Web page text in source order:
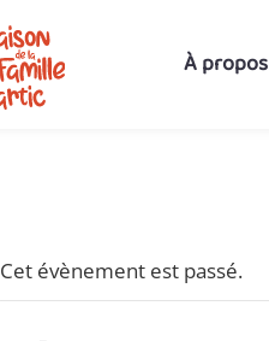
À propos
Cet évènement est passé.